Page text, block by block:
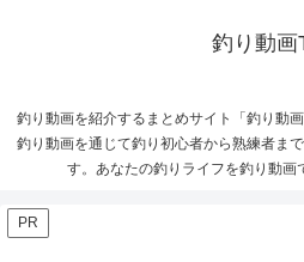
釣り動画
釣り動画を紹介するまとめサイト「釣り動
釣り動画を通じて釣り初心者から熟練者ま
す。あなたの釣りライフを釣り動画
PR